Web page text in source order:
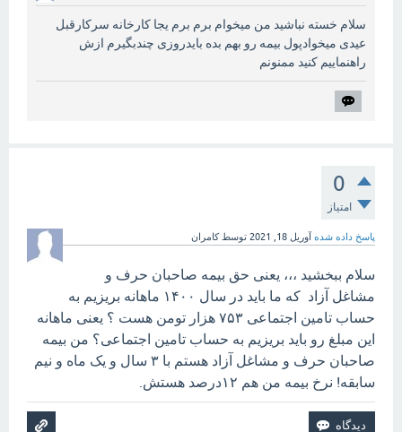
سلام خسته نباشید من میخوام برم برم یجا کارخانه سرکارقبل
عیدی میخوادپول بیمه رو بهم بده بایدروزی چندبگیرم ازش
راهنماییم کنید ممنونم
0
امتیاز
پاسخ داده شده آوریل 18, 2021 توسطکامران
سلام ببخشید ،،، یعنی حق بیمه صاحبان حرف و
مشاغل آزاد که ما باید در سال ۱۴۰۰ ماهانه بریزیم به
حساب تامین اجتماعی ۷۵۳ هزار تومن هست ؟ یعنی ماهانه
این مبلغ رو باید بریزیم به حساب تامین اجتماعی؟ من بیمه
صاحبان حرف و مشاغل آزاد هستم با ۳ سال و یک ماه و نیم
سابقه! نرخ بیمه من هم ۱۲درصد هستش.